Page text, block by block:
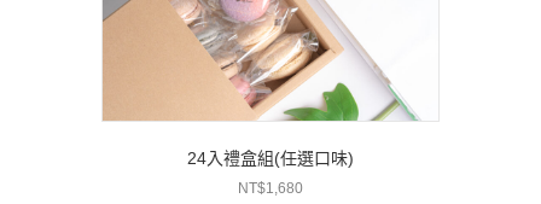
24入禮盒組(任選口味)
NT$1,680